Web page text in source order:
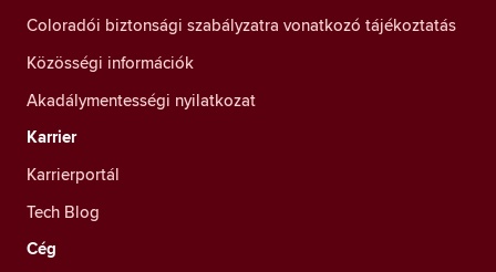
Coloradói biztonsági szabályzatra vonatkozó tájékoztatás
Közösségi információk
Akadálymentességi nyilatkozat
Karrier
Karrierportál
Tech Blog
Cég